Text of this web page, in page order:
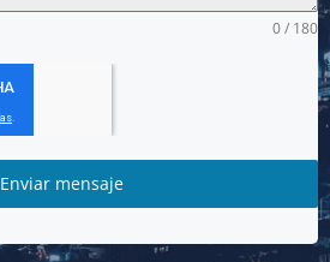
0 / 180
Enviar mensaje